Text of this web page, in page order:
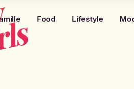
Food Lifestyle